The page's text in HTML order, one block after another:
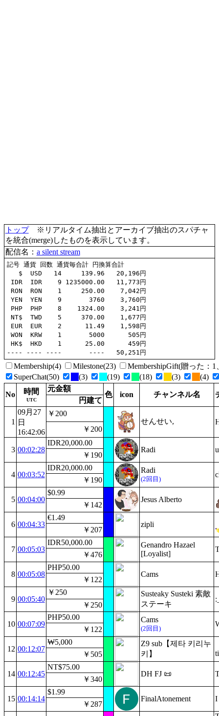
トップ※リアルタイム抽出とアーカイブ抽出のスパチャ
を統合(merge)したものを表示しています。
配信名： a silent stream
記号 通貨 回数 通貨毎合計 円換算合計
   $  USD   14     139.96   20,196円
IDR  IDR    9 1235000.00   11,773円
RON  RON    1     250.00    7,042円
YEN  YEN    9       3760    3,760円
PHP  PHP    8    1324.00    3,241円
NT$  TWD    5     370.00    1,677円
EUR  EUR    2      11.49    1,598円
WON  KRW    1       5000      505円
HK$  HKD    1      25.00      459円
Membership(4) Milestone(23)
MembershipGift(贈った：
SuperChat(50)
(3) (19) (18) (3) (4)
No 時間
UTC
元金額
色 icon チャンネル名
円建て
1
09月27
日
16:42:06
￥200
せんせい,
￥200
3 00:02:28
IDR20,000.00
Radi
￥190
4 00:03:52
IDR20,000.00 Radi
(2回目)
￥190
5 00:04:00
$0.99
Jesus Alberto
￥142
6 00:04:33
€1.49
zipli
￥207
7 00:05:03
IDR50,000.00
Genandro Hazael
[Loyalist]
￥476
8 00:05:08
PHP50.00
Cams
￥122
9 00:05:40
￥250
Susteaky Susteki 素敵
ステーキ
￥250
10 00:07:09
PHP50.00 Cams
(2回目)
￥122
12 00:12:07
₩5,000
Z9 sub【제타 키리누
키】
￥505
14 00:12:45
NT$75.00
DH FJ 📜
￥340
15 00:14:14
$1.99
FinalAtonement
I
￥287